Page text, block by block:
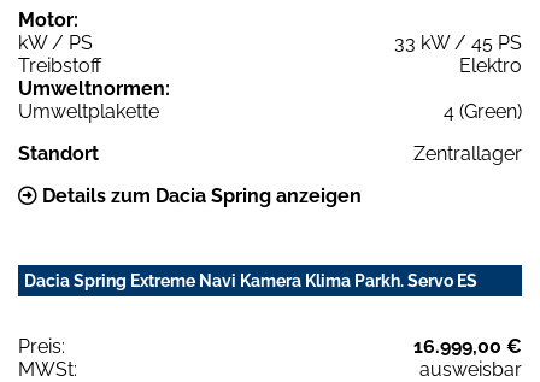
Motor:
kW / PS
33 kW / 45 PS
Treibstoff
Elektro
Umweltnormen:
Umweltplakette
4 (Green)
Standort
Zentrallager
Details zum Dacia Spring anzeigen
Dacia Spring Extreme Navi Kamera Klima Parkh. Servo ES
Preis:
16.999,00 €
MWSt:
ausweisbar